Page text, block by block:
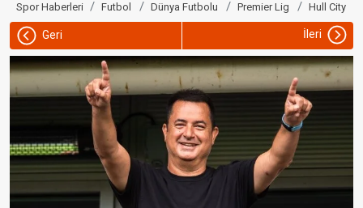
Spor Haberleri Futbol Dünya Futbolu Premier Lig Hull City
Geri İleri